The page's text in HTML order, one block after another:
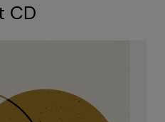
CD